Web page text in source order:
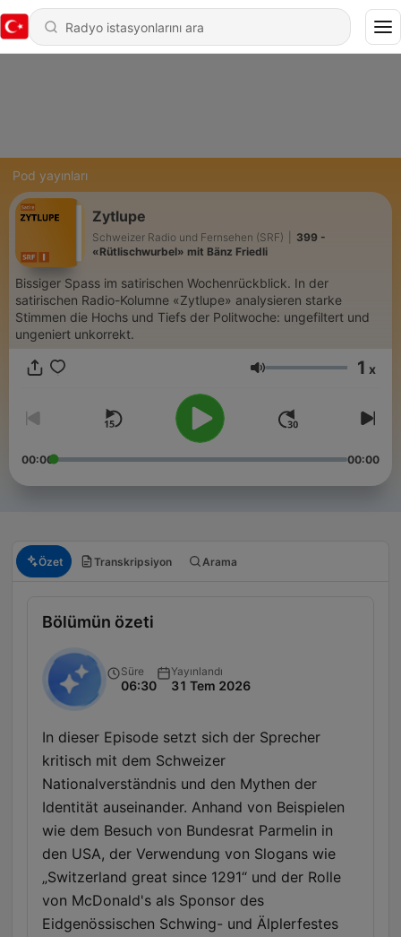
Pod yayınları
Zytlupe
Schweizer Radio und Fernsehen (SRF)
399 -
«Rütlischwurbel» mit Bänz Friedli
Bissiger Spass im satirischen Wochenrückblick. In der
satirischen Radio-Kolumne «Zytlupe» analysieren starke
Stimmen die Hochs und Tiefs der Politwoche: ungefiltert und
ungeniert unkorrekt.
Ses 1 x
00:00 00:00
Özet Transkripsiyon Arama
Bölümün özeti
Süre
06:30
Yayınlandı
31 Tem 2026
In dieser Episode setzt sich der Sprecher
kritisch mit dem Schweizer
Nationalverständnis und den Mythen der
Identität auseinander. Anhand von Beispielen
wie dem Besuch von Bundesrat Parmelin in
den USA, der Verwendung von Slogans wie
„Switzerland great since 1291“ und der Rolle
von McDonald's als Sponsor des
Eidgenössischen Schwing- und Älplerfestes